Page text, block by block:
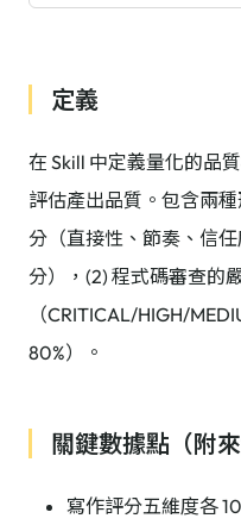
定義
在 Skill 中定義量化的品
評估產出品質。包含兩
分（直接性、節奏、信
分），(2) 程式碼審查的
（CRITICAL/HIGH/
80%）。
關鍵數據點（附來
寫作評分五維度各